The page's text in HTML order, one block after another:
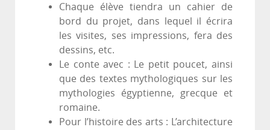
Chaque élève tiendra un cahier de
bord du projet, dans lequel il écrira
les visites, ses impressions, fera des
dessins, etc.
Le conte avec : Le petit poucet, ainsi
que des textes mythologiques sur les
mythologies égyptienne, grecque et
romaine.
Pour l’histoire des arts : L’architecture